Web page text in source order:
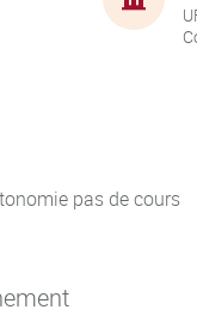
pas de cours